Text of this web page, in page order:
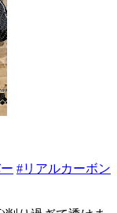
#リアルカーボン